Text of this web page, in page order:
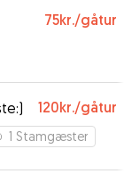
til op over
75kr./gåtur
120kr./gåtur
1 Stamgæster